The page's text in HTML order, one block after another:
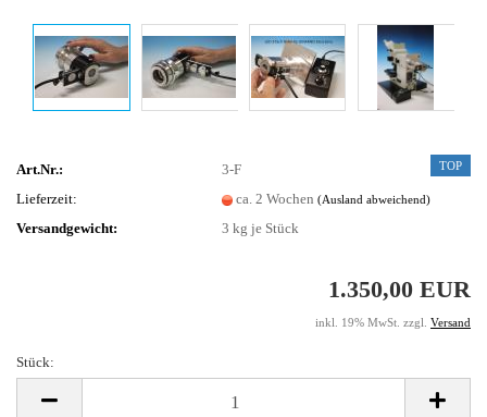
TOP
Art.Nr.:
3-F
Lieferzeit:
ca. 2 Wochen(Ausland abweichend)
Versandgewicht: 3 kg je Stück
1.350,00 EUR
inkl. 19% MwSt. zzgl. Versand
Stück: